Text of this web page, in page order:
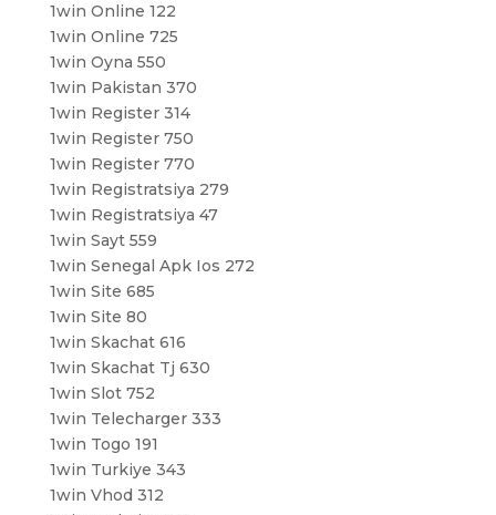
1win Online 122
1win Online 725
1win Oyna 550
1win Pakistan 370
1win Register 314
1win Register 750
1win Register 770
1win Registratsiya 279
1win Registratsiya 47
1win Sayt 559
1win Senegal Apk Ios 272
1win Site 685
1win Site 80
1win Skachat 616
1win Skachat Tj 630
1win Slot 752
1win Telecharger 333
1win Togo 191
1win Turkiye 343
1win Vhod 312